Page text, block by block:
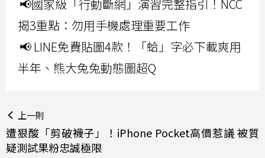
📢國家級「行動斷網」演習完整指引！NCC
揭3重點：勿用手機處理重要工作
📢 LINE免費貼圖4款！「蛤」字必下載爽用
半年、熊大兔兔動態圖超Q
上一則
遭狠酸「剪破襪子」！iPhone Pocket高價惹議 被質
疑測試果粉忠誠極限